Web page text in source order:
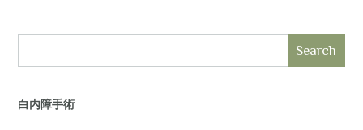
Search
白内障手術